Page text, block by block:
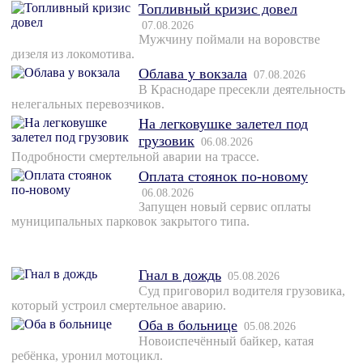
Топливный кризис довел
07.08.2026
Мужчину поймали на воровстве
дизеля из локомотива.
Облава у вокзала 07.08.2026
В Краснодаре пресекли деятельность
нелегальных перевозчиков.
На легковушке залетел под
грузовик 06.08.2026
Подробности смертельной аварии на трассе.
Оплата стоянок по-новому
06.08.2026
Запущен новый сервис оплаты
муниципальных парковок закрытого типа.
Гнал в дождь 05.08.2026
Суд приговорил водителя грузовика,
который устроил смертельное аварию.
Оба в больнице 05.08.2026
Новоиспечённый байкер, катая
ребёнка, уронил мотоцикл.